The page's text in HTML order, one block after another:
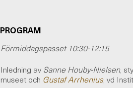
PROGRAM
Förmiddagspasset 10:30-12:15
Inledning av Sanne Houby-Nielsen ,
museet och Gustaf Arrhenius, vd